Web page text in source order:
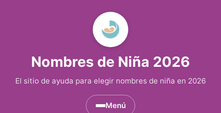
Nombres de Niña 2026
El sitio de ayuda para elegir nombres de niña en 2026
Menú